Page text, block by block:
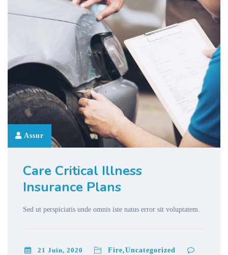
Assur
Care Critical Illness
Insurance Plans
Sed ut perspiciatis unde omnis iste natus error sit voluptatem.
21 Juin, 2020 Fire,Uncategorized